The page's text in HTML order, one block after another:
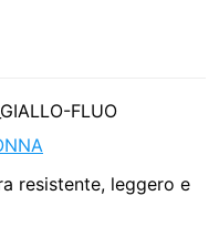
FLUO
resistente, leggero e